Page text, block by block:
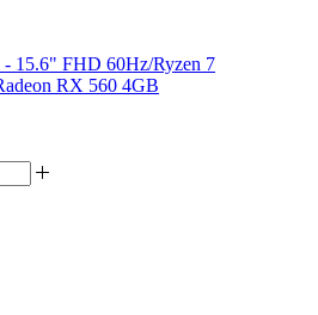
15.6" FHD 60Hz/Ryzen 7
RX 560 4GB